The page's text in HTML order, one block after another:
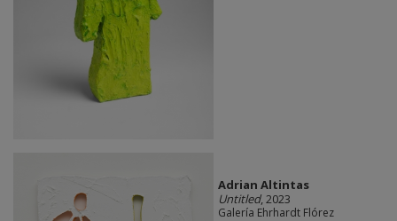
Adrian Altintas
Untitled, 2023
Galería Ehrhardt Flórez